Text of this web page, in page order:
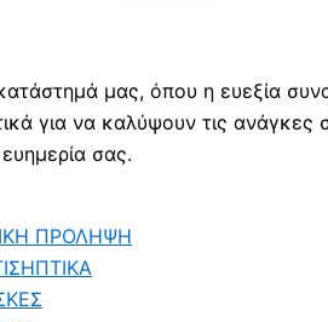
μας, όπου η ευεξία
για να καλύψουν τις
σας.
ΠΡΟΛΗΨΗ